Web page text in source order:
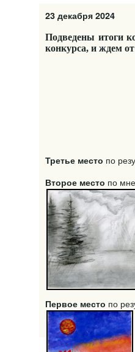
23 декабря 2024
Подведены итоги
конкурса, и ждем
Третье место по
Второе место по
Первое место по